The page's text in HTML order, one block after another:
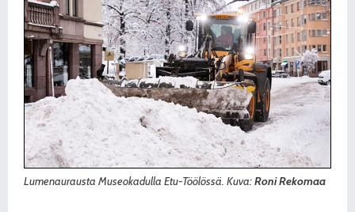
Lumenaurausta Museokadulla Etu-Töölössä. Kuva:Roni Rekomaa